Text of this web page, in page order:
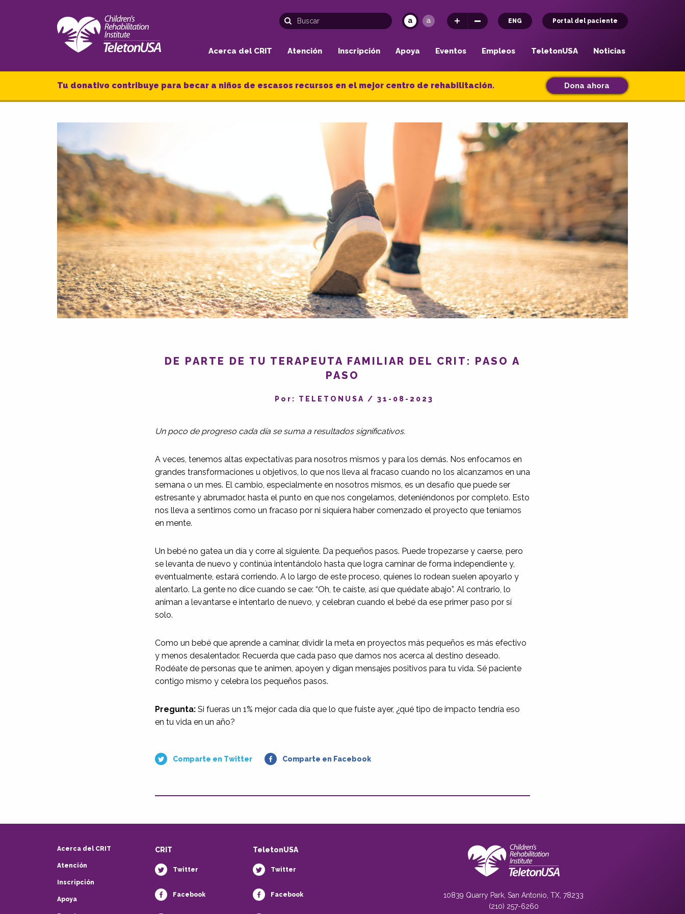
a a ENG Portal del paciente
Acerca del CRIT Atención Inscripción Apoya Eventos Empleos TeletonUSA Noticias
Tu donativo contribuye para becar a niños de escasos recursos en el mejor centro de rehabilitación. Dona ahora
DE PARTE DE TU TERAPEUTA FAMILIAR DEL CRIT: PASO A
PASO
Por: TELETONUSA / 31-08-2023
Un poco de progreso cada día se suma a resultados significativos.
A veces, tenemos altas expectativas para nosotros mismos y para los demás. Nos enfocamos en
grandes transformaciones u objetivos, lo que nos lleva al fracaso cuando no los alcanzamos en una
semana o un mes. El cambio, especialmente en nosotros mismos, es un desafío que puede ser
estresante y abrumador, hasta el punto en que nos congelamos, deteniéndonos por completo. Esto
nos lleva a sentirnos como un fracaso por ni siquiera haber comenzado el proyecto que teníamos
en mente.
Un bebé no gatea un día y corre al siguiente. Da pequeños pasos. Puede tropezarse y caerse, pero
se levanta de nuevo y continúa intentándolo hasta que logra caminar de forma independiente y,
eventualmente, estará corriendo. A lo largo de este proceso, quienes lo rodean suelen apoyarlo y
alentarlo. La gente no dice cuando se cae: “Oh, te caíste, así que quédate abajo”. Al contrario, lo
animan a levantarse e intentarlo de nuevo, y celebran cuando el bebé da ese primer paso por sí
solo.
Como un bebé que aprende a caminar, dividir la meta en proyectos más pequeños es más efectivo
y menos desalentador. Recuerda que cada paso que damos nos acerca al destino deseado.
Rodéate de personas que te animen, apoyen y digan mensajes positivos para tu vida. Sé paciente
contigo mismo y celebra los pequeños pasos.
Pregunta: Si fueras un 1% mejor cada día que lo que fuiste ayer, ¿qué tipo de impacto tendría eso
en tu vida en un año?
Comparte en Twitter Comparte en Facebook
Acerca del CRIT
Atención
Inscripción
Apoya
CRIT
Twitter
Facebook
TeletonUSA
Twitter
Facebook
10839 Quarry Park, San Antonio, TX, 78233
(210) 257-6260